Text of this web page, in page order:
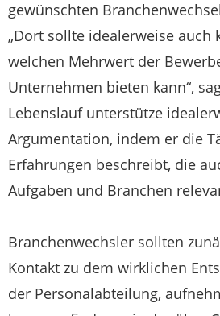
gewünschten
„Dort sollte idealerweise auch
welchen Mehrwert der
Unternehmen bieten kann“,
Lebenslauf unterstütze
Argumentation, indem er die
Erfahrungen beschreibt, die
Aufgaben und Branchen
Branchenwechsler sollten
Kontakt zu dem wirklichen
der Personalabteilung,